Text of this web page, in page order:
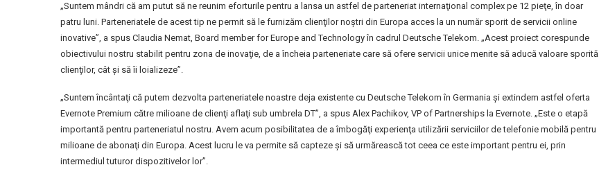
„Suntem mândri că am putut să ne reunim eforturile pentru a lansa un astfel de parteneriat internaţional complex pe 12 pieţe, în doar
patru luni. Parteneriatele de acest tip ne permit să le furnizăm clienţilor noştri din Europa acces la un număr sporit de servicii online
inovative”, a spus Claudia Nemat, Board member for Europe and Technology în cadrul Deutsche Telekom. „Acest proiect corespunde
obiectivului nostru stabilit pentru zona de inovaţie, de a încheia parteneriate care să ofere servicii unice menite să aducă valoare sporită
clienţilor, cât şi să îi loializeze”.
„Suntem încântaţi că putem dezvolta parteneriatele noastre deja existente cu Deutsche Telekom în Germania şi extindem astfel oferta
Evernote Premium către milioane de clienţi aflaţi sub umbrela DT”, a spus Alex Pachikov, VP of Partnerships la Evernote. „Este o etapă
importantă pentru parteneriatul nostru. Avem acum posibilitatea de a îmbogăţi experienţa utilizării serviciilor de telefonie mobilă pentru
milioane de abonaţi din Europa. Acest lucru le va permite să capteze şi să urmărească tot ceea ce este important pentru ei, prin
intermediul tuturor dispozitivelor lor”.